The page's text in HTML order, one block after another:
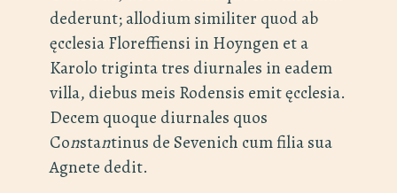
dederunt; allodium similiter quod ab
ęcclesia Floreffiensi in Hoyngen et a
Karolo triginta tres diurnales in eadem
villa, diebus meis Rodensis emit ęcclesia.
Decem quoque diurnales quos
Constantinus de Sevenich cum filia sua
Agnete dedit.